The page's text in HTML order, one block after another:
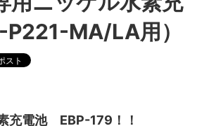
MA/LA用）
充電池 EBP-179！！